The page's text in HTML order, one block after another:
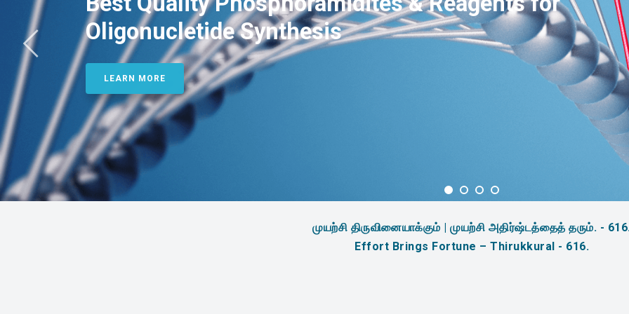
Oligonucletide Synthesis
LEARN MORE
முயற்சி திருவினையாக்கும் | முயற்சி அதிர்ஷ்டத்தைத் தரும். -
Effort Brings Fortune – Thirukkural - 616.